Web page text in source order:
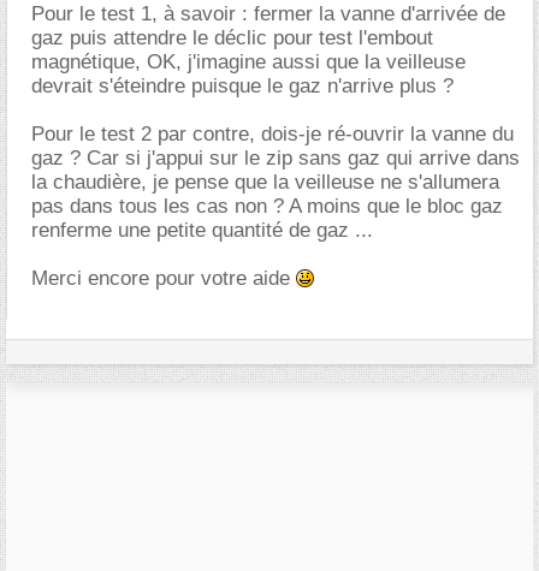
Pour le test 1, à savoir : fermer la vanne d'arrivée de
gaz puis attendre le déclic pour test l'embout
magnétique, OK, j'imagine aussi que la veilleuse
devrait s'éteindre puisque le gaz n'arrive plus ?
Pour le test 2 par contre, dois-je ré-ouvrir la vanne du
gaz ? Car si j'appui sur le zip sans gaz qui arrive dans
la chaudière, je pense que la veilleuse ne s'allumera
pas dans tous les cas non ? A moins que le bloc gaz
renferme une petite quantité de gaz ...
Merci encore pour votre aide